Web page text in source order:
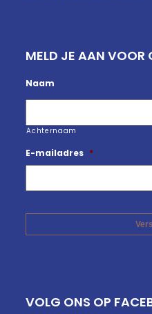
MELD JE AAN VOOR
Naam
Achternaam
E-mailadres *
VOLG ONS OP